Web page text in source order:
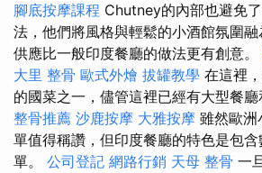
腳底按摩課程 Chutney的內部也避免
法，他們將風格與輕鬆的小酒館氛圍
供應比一般印度餐廳的做法更有創意。
大里 整骨 歐式外燴 拔罐教學 在這裡
的國菜之一，儘管這裡已經有大型餐廳
整骨推薦 沙鹿按摩 大雅按摩 雖然歐洲
單值得稱讚，但印度餐廳的特色是包
單。 公司登記 網路行銷 天母 整骨 一